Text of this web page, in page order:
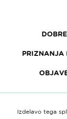
PRIZNANJA
Izdelavo tega